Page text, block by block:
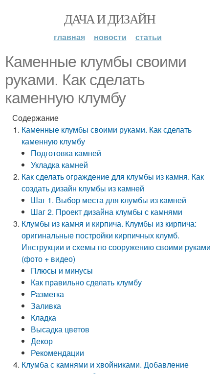
ДАЧА И ДИЗАЙН
главная новости статьи
Каменные клумбы своими
руками. Как сделать
каменную клумбу
Содержание
Каменные клумбы своими руками. Как сделать
каменную клумбу
Подготовка камней
Укладка камней
Как сделать ограждение для клумбы из камня. Как
создать дизайн клумбы из камней
Шаг 1. Выбор места для клумбы из камней
Шаг 2. Проект дизайна клумбы с камнями
Клумбы из камня и кирпича. Клумбы из кирпича:
оригинальные постройки кирпичных клумб.
Инструкции и схемы по сооружению своими руками
(фото + видео)
Плюсы и минусы
Как правильно сделать клумбу
Разметка
Заливка
Кладка
Высадка цветов
Декор
Рекомендации
Клумба с камнями и хвойниками. Добавление